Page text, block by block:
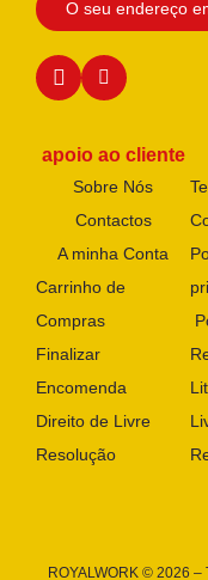
apoio ao cliente
Sobre Nós
Contactos
A minha Conta
Carrinho de
Compras
Finalizar
Encomenda
Direito de Livre
Resolução
ROYALWORK © 2026